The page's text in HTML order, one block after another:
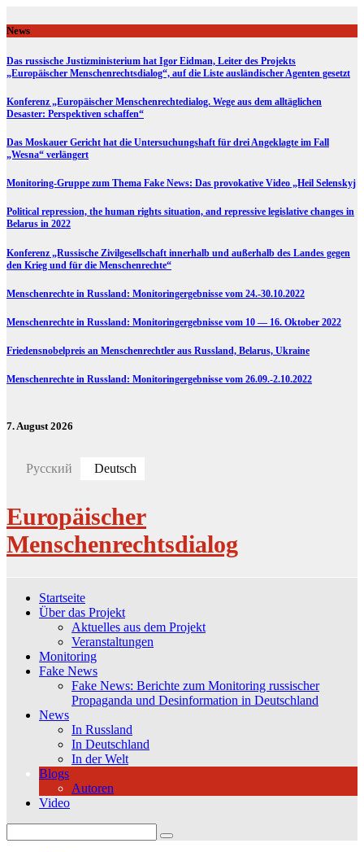
to
content
News
Das russische Justizministerium hat Igor Eidman, Leiter des Projekts
„Europäischer Menschenrechtsdialog“, auf die Liste ausländischer Agenten gesetzt
Konferenz „Europäischer Menschenrechtedialog. Wege aus dem alltäglichen
Desaster: Perspektiven schaffen“
Das Moskauer Gericht hat die Untersuchungshaft für drei Angeklagte im Fall
„Wesna“ verlängert
Monitoring-Gruppe zum Thema Fake News: Das provokative Video „Heil Selenskyj
Political repression, the human rights situation, and repressive legislative changes in
Belarus in 2022
Konferenz „Russische Zivilgesellschaft innerhalb und außerhalb des Landes gegen
den Krieg und für die Menschenrechte“
Menschenrechte in Russland: Monitoringergebnisse vom 24.-30.10.2022
Menschenrechte in Russland: Monitoringergebnisse vom 10 — 16. Oktober 2022
Friedensnobelpreis an Menschenrechtler aus Russland, Belarus, Ukraine
Menschenrechte in Russland: Monitoringergebnisse vom 26.09.-2.10.2022
7. August 2026
Русский Deutsch
Europäischer
Menschenrechtsdialog
Startseite
Über das Projekt
Aktuelles aus dem Projekt
Veranstaltungen
Monitoring
Fake News
Fake News: Berichte zum Monitoring russischer
Propaganda und Desinformation in Deutschland
News
In Russland
In Deutschland
In der Welt
Blogs
Autoren
Video
for: